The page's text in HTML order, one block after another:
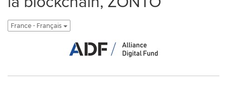
France - Français